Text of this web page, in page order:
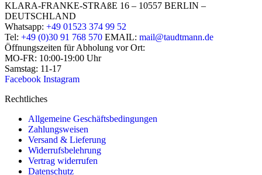
KLARA-FRANKE-STRAßE 16 – 10557 BERLIN –
DEUTSCHLAND
Whatsapp: +49 01523 374 99 52
Tel: +49 (0)30 91 768 570 EMAIL: mail@taudtmann.de
Öffnungszeiten für Abholung vor Ort:
MO-FR: 10:00-19:00 Uhr
Samstag: 11-17
Facebook Instagram
Rechtliches
Allgemeine Geschäftsbedingungen
Zahlungsweisen
Versand & Lieferung
Widerrufsbelehrung
Vertrag widerrufen
Datenschutz